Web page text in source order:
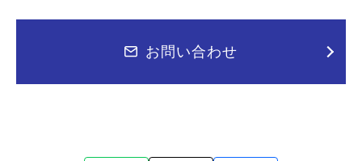
お問い合わせ